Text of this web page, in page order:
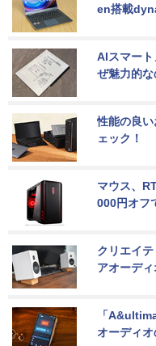
en搭載
AIスマー
ぜ魅力的な
性能の良
ェック！
マウス、
000円オフ
クリエイ
アオーデ
「
オーディ